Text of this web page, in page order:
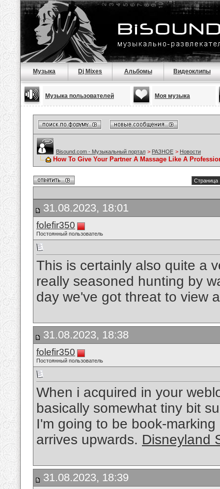
Музыка Dj Mixes Альбомы Видеоклипы
Музыка пользователей Моя музыка
Bisound.com - Музыкальный портал > РАЗНОЕ > Новости
How To Give Your Partner A Massage Like A
Страница
31.08.2023, 18:01
folefir350
Постоянный пользователь
This is certainly also quite a
really seasoned hunting by
day we've got threat to view
31.08.2023, 18:38
folefir350
Постоянный пользователь
When i acquired in your
basically somewhat tiny bit
I'm going to be book-
arrives upwards. Disneyland
31.08.2023, 18:39